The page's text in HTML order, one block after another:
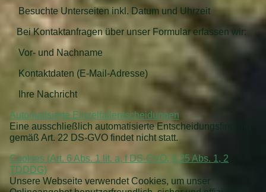
Besuchte Unterseiten inkl. Datum und Uhrzeit
Bei Kontaktanfragen über unser Formular erfassen wir:
Vor- und Nachname
Kontaktdaten (E-Mail-Adresse)
Ihre Nachricht
Automatisierte Einzelfallentscheidungen
Eine ausschließlich automatisierte Entscheidungsfindung
gemäß Art. 22 DS-GVO findet nicht statt.
Cookies (Art. 6 Abs. 1 lit. a, f DS-GVO, § 25 Abs. 1, 2
TDDDG)
Unsere Webseite verwendet Cookies, um unser